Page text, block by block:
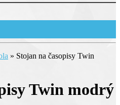
» Stojan na časopisy Twin
Twin modrý